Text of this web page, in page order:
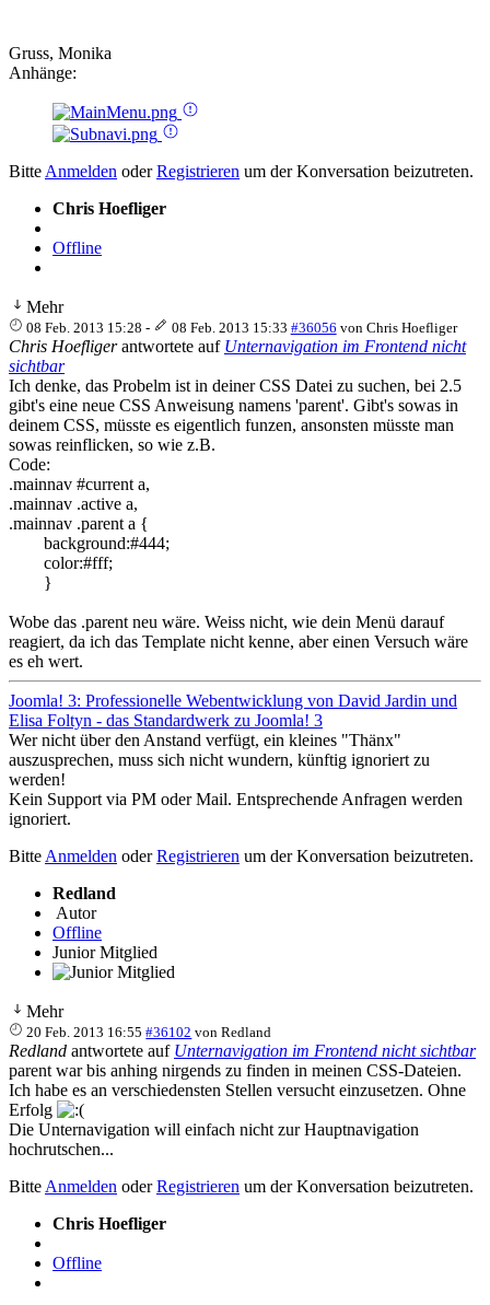
Gruss, Monika
Anhänge:
Bitte Anmelden oderRegistrieren um der Konversation beizutreten.
Chris Hoefliger
Offline
Mehr
08 Feb. 2013 15:28 - 08 Feb. 2013 15:33 #36056 von Chris Hoefliger
Chris Hoefligerantwortete auf Unternavigation im Frontend nicht
sichtbar
Ich denke, das Probelm ist in deiner CSS Datei zu suchen, bei 2.5
gibt's eine neue CSS Anweisung namens 'parent'. Gibt's sowas in
deinem CSS, müsste es eigentlich funzen, ansonsten müsste man
sowas reinflicken, so wie z.B.
Code:
.mainnav #current a,
.mainnav .active a,
.mainnav .parent a {
	}
Wobe das .parent neu wäre. Weiss nicht, wie dein Menü darauf
reagiert, da ich das Template nicht kenne, aber einen Versuch wäre
es eh wert.
Joomla! 3: Professionelle Webentwicklung von David Jardin und
Elisa Foltyn - das Standardwerk zu Joomla! 3
Wer nicht über den Anstand verfügt, ein kleines "Thänx"
auszusprechen, muss sich nicht wundern, künftig ignoriert zu
werden!
Kein Support via PM oder Mail. Entsprechende Anfragen werden
ignoriert.
Bitte Anmelden oderRegistrieren um der Konversation beizutreten.
Redland
Autor
Offline
Junior Mitglied
Mehr
20 Feb. 2013 16:55 #36102 vonRedland
Redland antwortete auf Unternavigation im Frontend nicht sichtbar
parent war bis anhing nirgends zu finden in meinen CSS-Dateien.
Ich habe es an verschiedensten Stellen versucht einzusetzen. Ohne
Erfolg
Die Unternavigation will einfach nicht zur Hauptnavigation
hochrutschen...
Bitte Anmelden oderRegistrieren um der Konversation beizutreten.
Chris Hoefliger
Offline